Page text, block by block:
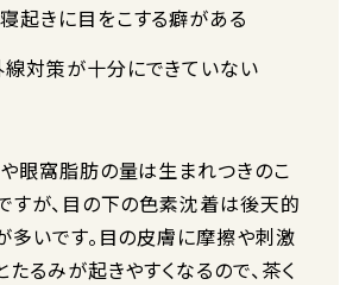
起きに目をこする癖がある
対策が十分にできていない
眼窩脂肪の量は生まれつきのこ
すが、目の下の色素沈着は後天的
多いです。目の皮膚に摩擦や刺激
たるみが起きやすくなるので、茶く